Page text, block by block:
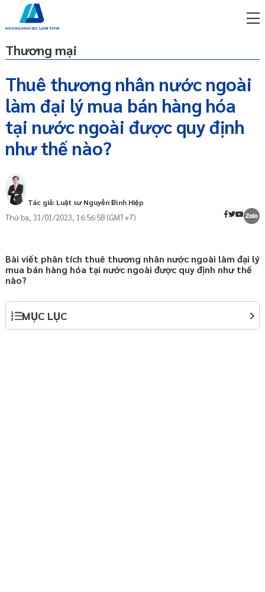
Thương mại
Thuê thương nhân nước ngoài
làm đại lý mua bán hàng hóa
tại nước ngoài được quy định
như thế nào?
Tác giả: Luật sư Nguyễn Đình Hiệp
Thứ ba, 31/01/2023, 16:56:58 (GMT+7)
Bài viết phân tích thuê thương nhân nước ngoài làm đại lý
mua bán hàng hóa tại nước ngoài được quy định như thế
nào?
MỤC LỤC
Thuê thương nhân nước ngoài làm đại lý
bán hàng tại nước ngoài
Nghĩa vụ về thuế
phí qua zalo
sư trực tuyến online
ty/doanh nghiệp
gói
phí qua zalo
sư trực tuyến online
gói
gói
đồng chuyển giao
lập doanh nghiệp
Luật Doanh